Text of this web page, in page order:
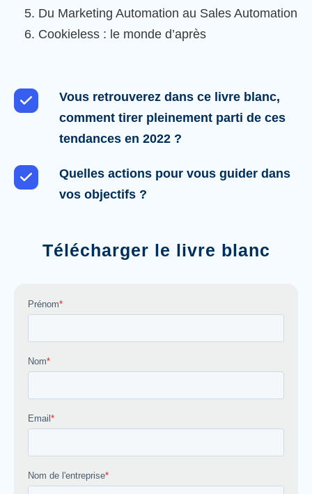
Du Marketing Automation au Sales Automation
Cookieless : le monde d’après
Vous retrouverez dans ce livre blanc,
comment tirer pleinement parti de ces
tendances en 2022 ?
Quelles actions pour vous guider dans
vos objectifs ?
Télécharger le livre blanc